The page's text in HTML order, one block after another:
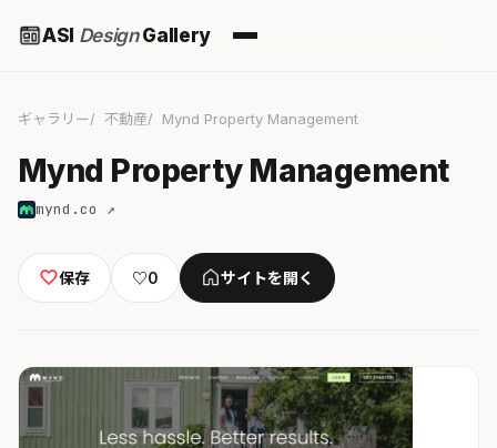
ASI DesignGallery
ギャラリー 不動産 Mynd Property Management
Mynd Property Management
mynd.co ↗
保存 ♡0 サイトを開く